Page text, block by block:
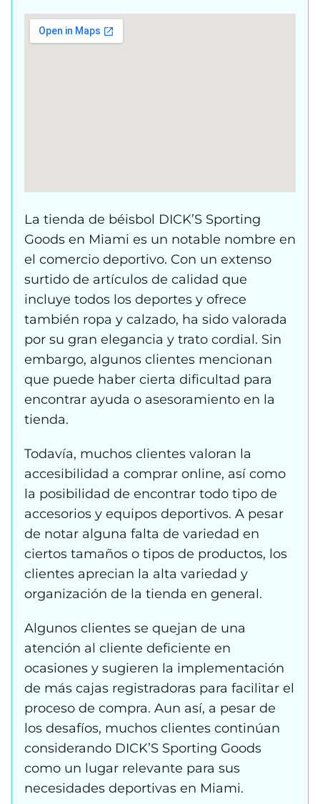
La tienda de béisbol DICK’S Sporting
Goods en Miami es un notable nombre en
el comercio deportivo. Con un extenso
surtido de artículos de calidad que
incluye todos los deportes y ofrece
también ropa y calzado, ha sido valorada
por su gran elegancia y trato cordial. Sin
embargo, algunos clientes mencionan
que puede haber cierta dificultad para
encontrar ayuda o asesoramiento en la
tienda.
Todavía, muchos clientes valoran la
accesibilidad a comprar online, así como
la posibilidad de encontrar todo tipo de
accesorios y equipos deportivos. A pesar
de notar alguna falta de variedad en
ciertos tamaños o tipos de productos, los
clientes aprecian la alta variedad y
organización de la tienda en general.
Algunos clientes se quejan de una
atención al cliente deficiente en
ocasiones y sugieren la implementación
de más cajas registradoras para facilitar el
proceso de compra. Aun así, a pesar de
los desafíos, muchos clientes continúan
considerando DICK’S Sporting Goods
como un lugar relevante para sus
necesidades deportivas en Miami.